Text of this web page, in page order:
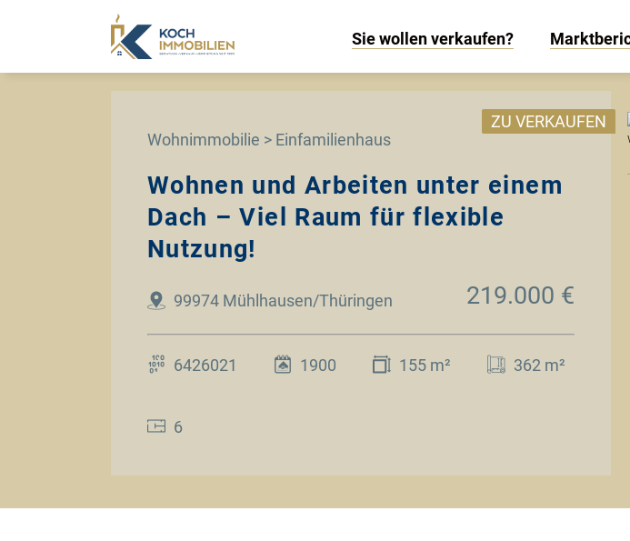
Sie wollen verkaufen?
Wohnimmobilie > Einfamilienhaus
ZU VERKAUFEN
Wohnen und Arbeiten unter einem
Dach – Viel Raum für flexible
Nutzung!
99974 Mühlhausen/Thüringen 219.000 €
6426021 1900 155 m² 362 m²
6